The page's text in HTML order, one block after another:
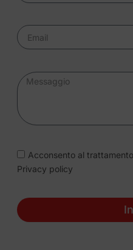
Acconsento al
Privacy policy